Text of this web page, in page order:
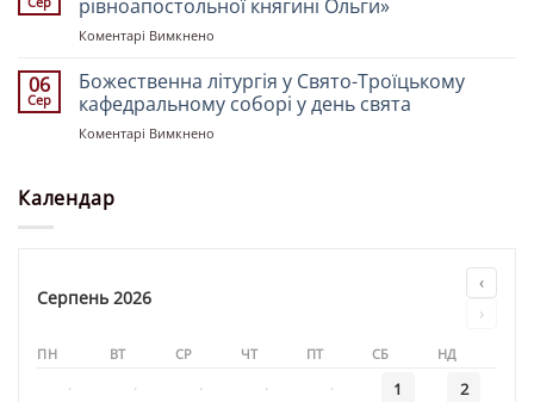
храмі
рівноапостольної княгині Ольги»
Коментарі Вимкнено
Богослужіння
храмі
06
Сер
Божественна літургія у Свято-Троїцькому
кафедральному соборі у день свята
Коментарі Вимкнено
Календар
Серпень 2026
‹
›
ПН ВТ СР ЧТ ПТ СБ НД
· · · · · 1
2